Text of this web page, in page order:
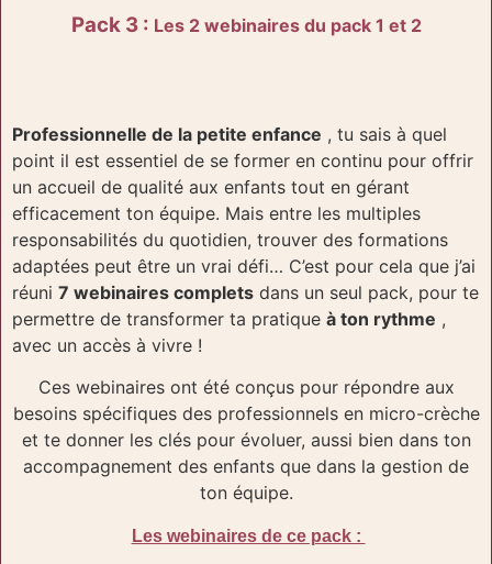
Pack 3 : Les 2 webinaires du pack 1 et 2
Professionnelle de la petite enfance , tu sais à quel
point il est essentiel de se former en continu pour offrir
un accueil de qualité aux enfants tout en gérant
efficacement ton équipe. Mais entre les multiples
responsabilités du quotidien, trouver des formations
adaptées peut être un vrai défi… C’est pour cela que j’ai
réuni 7 webinaires complets dans un seul pack, pour te
permettre de transformer ta pratique à ton rythme ,
avec un accès à vivre !
Ces webinaires ont été conçus pour répondre aux
besoins spécifiques des professionnels en micro-crèche
et te donner les clés pour évoluer, aussi bien dans ton
accompagnement des enfants que dans la gestion de
ton équipe.
Les webinaires de ce pack :